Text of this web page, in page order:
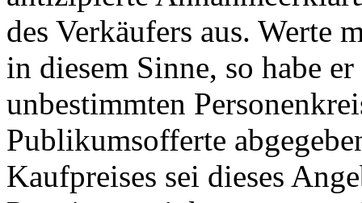
des Verkäufers aus. Werte
in diesem Sinne, so habe
unbestimmten
Publikumsofferte
Kaufpreises sei dieses